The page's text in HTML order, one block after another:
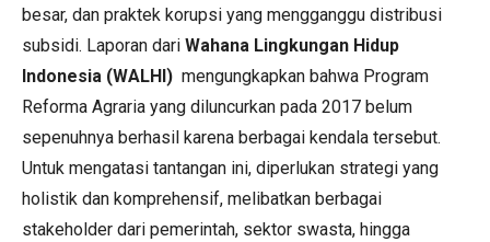
besar, dan praktek korupsi yang mengganggu distribusi
subsidi. Laporan dari Wahana Lingkungan Hidup
Indonesia (WALHI) mengungkapkan bahwa Program
Reforma Agraria yang diluncurkan pada 2017 belum
sepenuhnya berhasil karena berbagai kendala tersebut.
Untuk mengatasi tantangan ini, diperlukan strategi yang
holistik dan komprehensif, melibatkan berbagai
stakeholder dari pemerintah, sektor swasta, hingga